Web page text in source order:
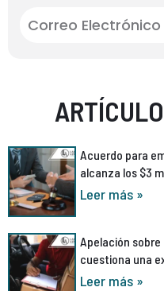
Acuerdo para
alcanza los $3
Leer más »
Apelación
cuestiona una
Leer más »